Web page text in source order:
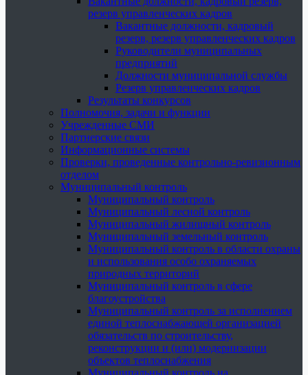
резерв управленческих кадров
Вакантные должности, кадровый
резерв, резерв управленческих кадров
Руководители муниципальных
предприятий
Должности муниципальной службы
Резерв управленческих кадров
Результаты конкурсов
Полномочия, задачи и функции
Учрежденные СМИ
Партнерские связи
Информационные системы
Проверки, проведенные контрольно-ревизионным
отделом
Муниципальный контроль
Муниципальный контроль
Муниципальный лесной контроль
Муниципальный жилищный контроль
Муниципальный земельный контроль
Муниципальный контроль в области охраны
и использования особо охраняемых
природных территорий
Муниципальный контроль в сфере
благоустройства
Муниципальный контроль за исполнением
единой теплоснабжающей организацией
обязательств по строительству,
реконструкции и (или) модернизации
объектов теплоснабжения
Муниципальный контроль на